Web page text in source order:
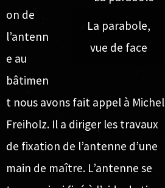
La parabole,
vue de face
on de
l’antenn
e au
bâtimen
t nous avons fait appel à Michel
Freiholz. Il a diriger les travaux
de fixation de l’antenne d’une
main de maître. L’antenne se